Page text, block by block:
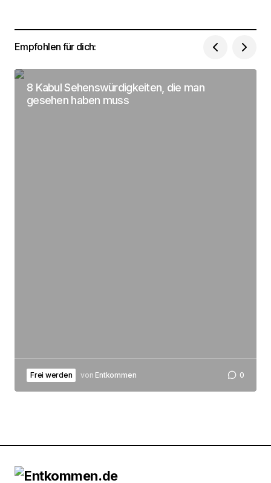
Dein Name*
Deine Email Adresse *
Empfohlen für dich:
8 Kabul Sehenswürdigkeiten, die man
gesehen haben muss
Frei werden von Entkommen 0